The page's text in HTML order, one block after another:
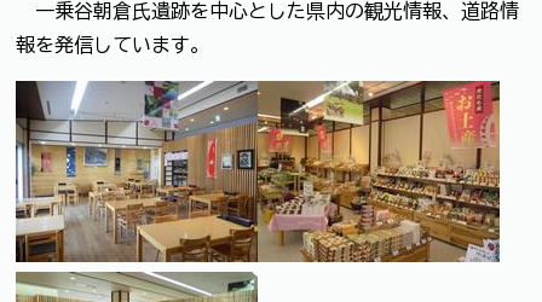
一乗谷朝倉氏遺跡を中心とした県内の観光情報、道路情
報を発信しています。